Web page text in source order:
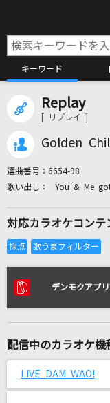
キーワード
リアル
[生音]千の風にな
Replay
[ リプレイ ]
Golden
選曲番号： 6654-98
You & Me
対応カラオケコンテ
デンモクアプ
配信中のカラオケ機
LIVE DAM WAO!